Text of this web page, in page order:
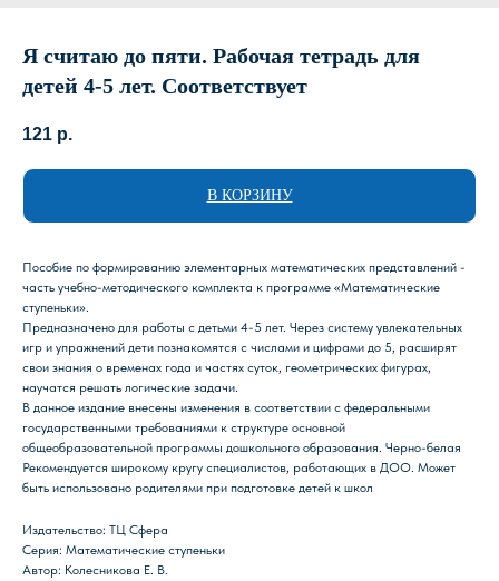
Я считаю до пяти. Рабочая тетрадь для
детей 4-5 лет. Соответствует
121 р.
В КОРЗИНУ
Пособие по формированию элементарных математических представлений -
часть учебно-методического комплекта к программе «Математические
ступеньки».
Предназначено для работы с детьми 4-5 лет. Через систему увлекательных
игр и упражнений дети познакомятся с числами и цифрами до 5, расширят
свои знания о временах года и частях суток, геометрических фигурах,
научатся решать логические задачи.
В данное издание внесены изменения в соответствии с федеральными
государственными требованиями к структуре основной
общеобразовательной программы дошкольного образования. Черно-белая
Рекомендуется широкому кругу специалистов, работающих в ДОО. Может
быть использовано родителями при подготовке детей к школ
Издательство: ТЦ Сфера
Серия: Математические ступеньки
Автор: Колесникова Е. В.
г. Пермь, ул. Леонова, 10
+7 (342) 226-44-10
+7 902 478-01-11
Магазин Книги «Лира»